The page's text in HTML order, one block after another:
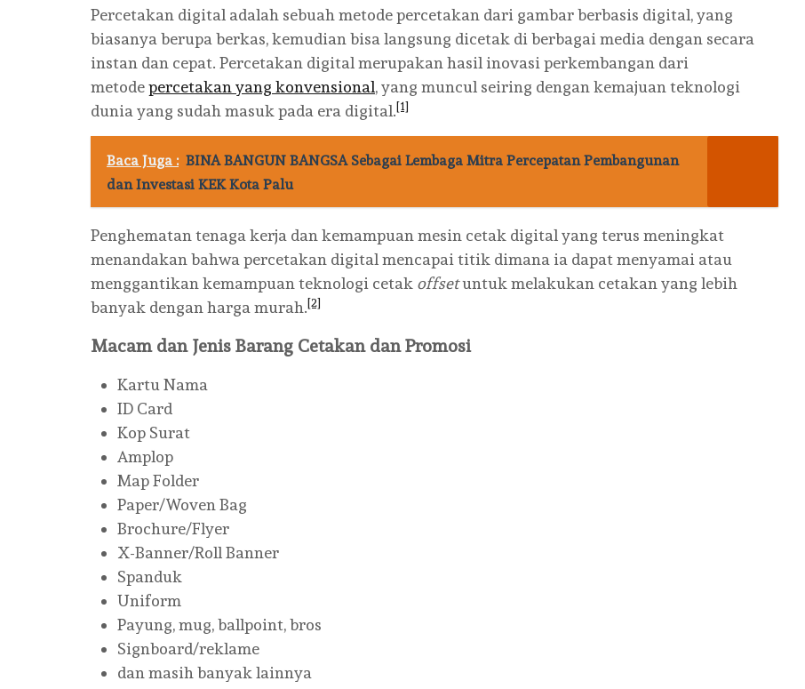
Percetakan digital adalah sebuah metode percetakan dari gambar berbasis digital, yang
biasanya berupa berkas, kemudian bisa langsung dicetak di berbagai media dengan secara
instan dan cepat. Percetakan digital merupakan hasil inovasi perkembangan dari
metodepercetakan yang konvensional, yang muncul seiring dengan kemajuan teknologi
dunia yang sudah masuk pada era digital.[1]
Baca Juga : BINA BANGUN BANGSA Sebagai Lembaga Mitra Percepatan Pembangunan
dan Investasi KEK Kota Palu
Penghematan tenaga kerja dan kemampuan mesin cetak digital yang terus meningkat
menandakan bahwa percetakan digital mencapai titik dimana ia dapat menyamai atau
menggantikan kemampuan teknologi cetak offsetuntuk melakukan cetakan yang lebih
banyak dengan harga murah.[2]
Macam dan Jenis Barang Cetakan dan Promosi
Kartu Nama
ID Card
Kop Surat
Amplop
Map Folder
Paper/Woven Bag
Brochure/Flyer
X-Banner/Roll Banner
Spanduk
Uniform
Payung, mug, ballpoint, bros
Signboard/reklame
dan masih banyak lainnya